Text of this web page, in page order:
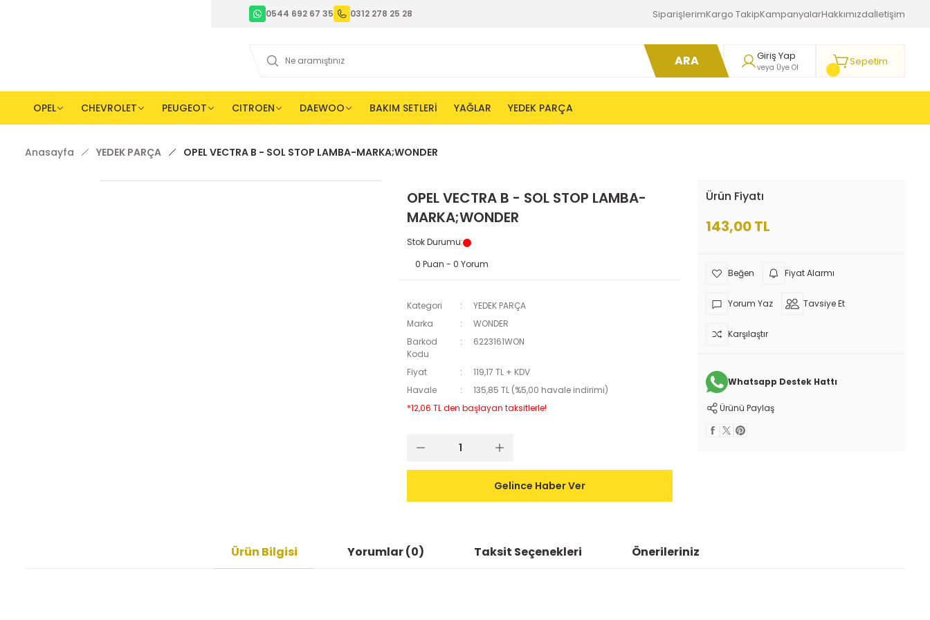
0544 692 67 35 0312 278 25 28 SiparişlerimKargo TakipKampanyalarHakkımızdaİletişim
ARA Giriş Yap
veya Üye Ol Sepetim
OPEL CHEVROLET PEUGEOT CITROEN DAEWOO BAKIM SETLERİ YAĞLAR YEDEK PARÇA
Anasayfa YEDEK PARÇA OPEL VECTRA B - SOL STOP LAMBA-MARKA;WONDER
OPEL VECTRA B - SOL STOP LAMBA-
MARKA;WONDER
Stok Durumu:
0 Puan - 0 Yorum
Kategori
YEDEK PARÇA
Marka
WONDER
Barkod
Kodu
6223161WON
Fiyat
119,17 TL + KDV
Havale
135,85 TL (%5,00 havale indirimi)
*12,06 TL den başlayan taksitlerle!
Gelince Haber Ver
Ürün Fiyatı
143,00 TL
Fiyat Alarmı
Yorum Yaz Tavsiye Et
Karşılaştır
Whatsapp Destek Hattı
Ürünü Paylaş
Ürün Bilgisi Yorumlar (0) Taksit Seçenekleri Önerileriniz